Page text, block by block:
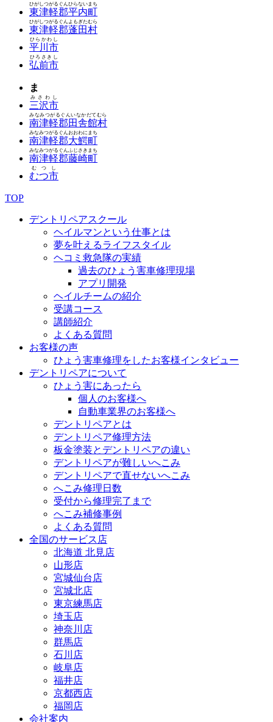
東津軽郡平内町
ひがしつがるぐんひらないまち
東津軽郡蓬田村
ひがしつがるぐんよもぎたむら
平川市
ひらかわし
弘前市
ひろさきし
ま
三沢市
みさわし
南津軽郡田舎館村
みなみつがるぐんいなかだてむら
南津軽郡大鰐町
みなみつがるぐんおおわにまち
南津軽郡藤崎町
みなみつがるぐんふじさきまち
むつ市
むつし
TOP
デントリペアスクール
ヘイルマンという仕事とは
夢を叶えるライフスタイル
ヘコミ救急隊の実績
過去のひょう害車修理現場
アプリ開発
ヘイルチームの紹介
受講コース
講師紹介
よくある質問
お客様の声
ひょう害車修理をしたお客様インタビュー
デントリペアについて
ひょう害にあったら
個人のお客様へ
自動車業界のお客様へ
デントリペアとは
デントリペア修理方法
板金塗装とデントリペアの違い
デントリペアが難しいへこみ
デントリペアで直せないへこみ
へこみ修理日数
受付から修理完了まで
へこみ補修事例
よくある質問
全国のサービス店
北海道 北見店
山形店
宮城仙台店
宮城北店
東京練馬店
埼玉店
神奈川店
群馬店
石川店
岐阜店
福井店
京都西店
福岡店
会社案内